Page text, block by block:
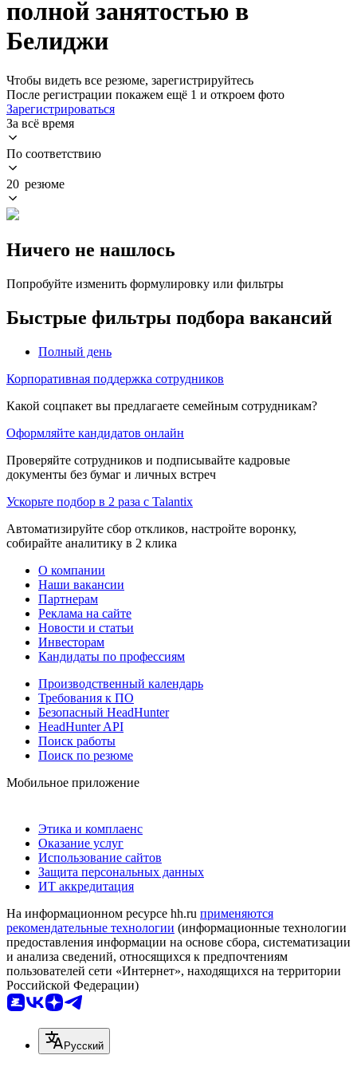
полной занятостью в
Белиджи
Чтобы видеть все резюме, зарегистрируйтесь
После регистрации покажем ещё 1 и откроем фото
Зарегистрироваться
За всё время
По соответствию
20 резюме
Ничего не нашлось
Попробуйте изменить формулировку или фильтры
Быстрые фильтры подбора вакансий
Полный день
Корпоративная поддержка сотрудников
Какой соцпакет вы предлагаете семейным сотрудникам?
Оформляйте кандидатов онлайн
Проверяйте сотрудников и подписывайте кадровые
документы без бумаг и личных встреч
Ускорьте подбор в 2 раза с Talantix
Автоматизируйте сбор откликов, настройте воронку,
собирайте аналитику в 2 клика
О компании
Наши вакансии
Партнерам
Реклама на сайте
Новости и статьи
Инвесторам
Кандидаты по профессиям
Производственный календарь
Требования к ПО
Безопасный HeadHunter
HeadHunter API
Поиск работы
Поиск по резюме
Мобильное приложение
Этика и комплаенс
Оказание услуг
Использование сайтов
Защита персональных данных
ИТ аккредитация
На информационном ресурсе hh.ru применяются
рекомендательные технологии (информационные технологии
предоставления информации на основе сбора, систематизации
и анализа сведений, относящихся к предпочтениям
пользователей сети «Интернет», находящихся на территории
Российской Федерации)
Русский